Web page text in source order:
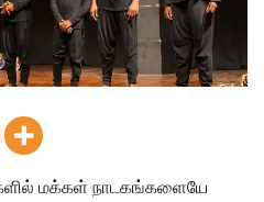
மக்கள் நாடகங்களையே